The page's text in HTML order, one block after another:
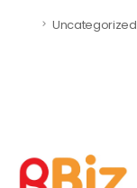
Uncategorized